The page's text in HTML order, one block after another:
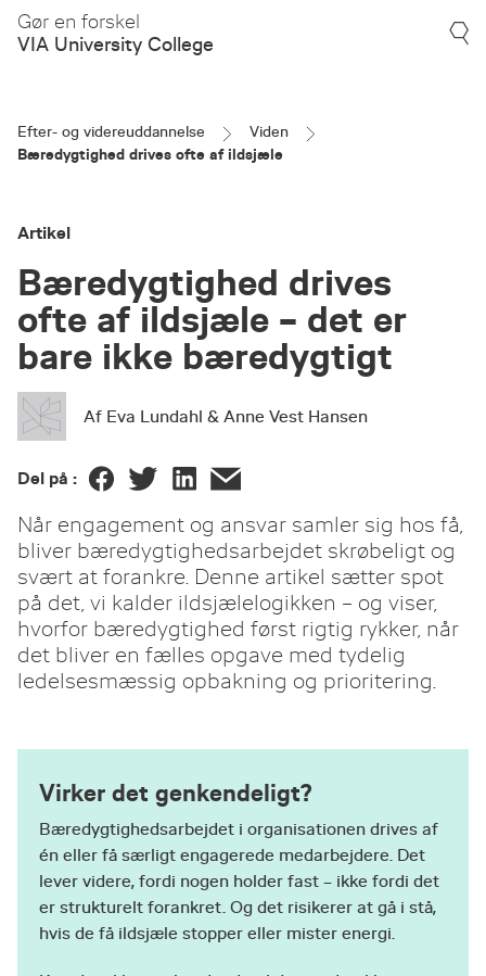
Gør en forskel
VIA University College
Efter- og videreuddannelse
Viden
Bæredygtighed drives ofte af ildsjæle
Artikel
Bæredygtighed drives
ofte af ildsjæle – det er
bare ikke bæredygtigt
Af Eva Lundahl & Anne Vest Hansen
Del på :
Når engagement og ansvar samler sig hos få,
bliver bæredygtighedsarbejdet skrøbeligt og
svært at forankre. Denne artikel sætter spot
på det, vi kalder ildsjælelogikken – og viser,
hvorfor bæredygtighed først rigtig rykker, når
det bliver en fælles opgave med tydelig
ledelsesmæssig opbakning og prioritering.
Virker det genkendeligt?
Bæredygtighedsarbejdet i organisationen drives af
én eller få særligt engagerede medarbejdere. Det
lever videre, fordi nogen holder fast – ikke fordi det
er strukturelt forankret. Og det risikerer at gå i stå,
hvis de få ildsjæle stopper eller mister energi.